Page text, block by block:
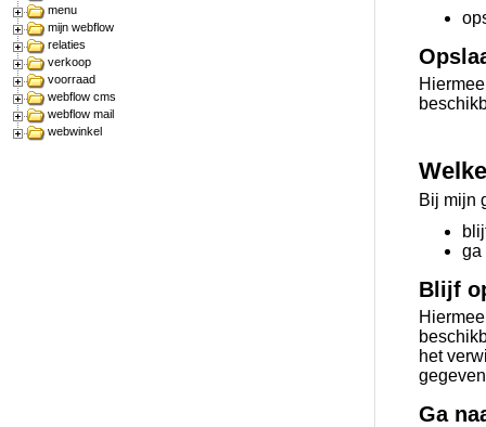
menu
mijn webflow
relaties
verkoop
voorraad
webflow cms
webflow mail
webwinkel
Bij mijn
ga
Blijf
het
Ga